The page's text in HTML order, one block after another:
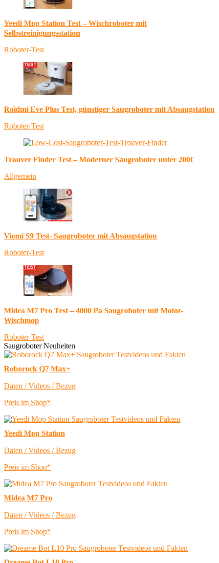
Yeedi Mop Station Test – Wischroboter mit
Selbstreinigungsstation
Roboter-Test
Roidmi Eve Plus Test, günstiger Saugroboter mit Absaugstation
Roboter-Test
Trouver Finder Test – Moderner Saugroboter unter 200€
Allgemein
Viomi S9 Test- Saugroboter mit Absaugstation
Roboter-Test
Midea M7 Pro Test – 4000 Pa Saugroboter mit Motor-
Wischmop
Roboter-Test
Saugroboter Neuheiten
Roborock Q7 Max+
Daten / Videos / Bezug
Preis im Shop*
Yeedi Mop Station
Daten / Videos / Bezug
Preis im Shop*
Midea M7 Pro
Daten / Videos / Bezug
Preis im Shop*